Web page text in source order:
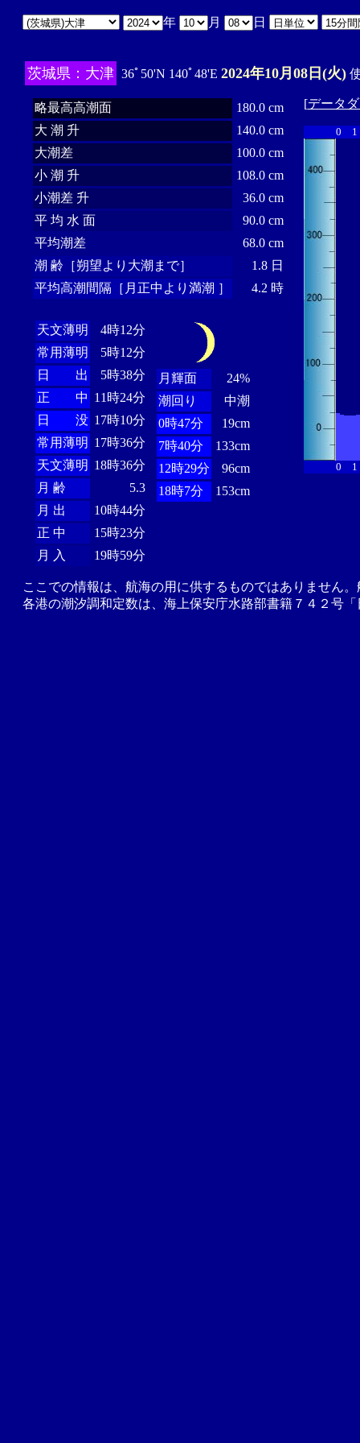
年 月 日
茨城県：大津 36ﾟ50'N 140ﾟ48'E 2024年10月08日(火)
略最高高潮面
180.0 cm
大 潮 升
140.0 cm
大潮差
100.0 cm
小 潮 升
108.0 cm
小潮差 升
36.0 cm
平 均 水 面
90.0 cm
平均潮差
68.0 cm
潮 齢［朔望より大潮まで］
1.8 日
平均高潮間隔［月正中より満潮 ］
4.2 時
天文薄明
4時12分
常用薄明
5時12分
日 出
5時38分
正 中 11時24分
日 没 17時10分
常用薄明 17時36分
天文薄明 18時36分
月 齢
5.3
月 出
10時44分
正 中
15時23分
月 入
19時59分
月輝面
24%
潮回り
中潮
0時47分
19cm
7時40分
133cm
12時29分
96cm
18時7分
153cm
[データ
0 1
0 1
ここでの情報は、航海の用に供するものではありません
各港の潮汐調和定数は、海上保安庁水路部書籍７４２号